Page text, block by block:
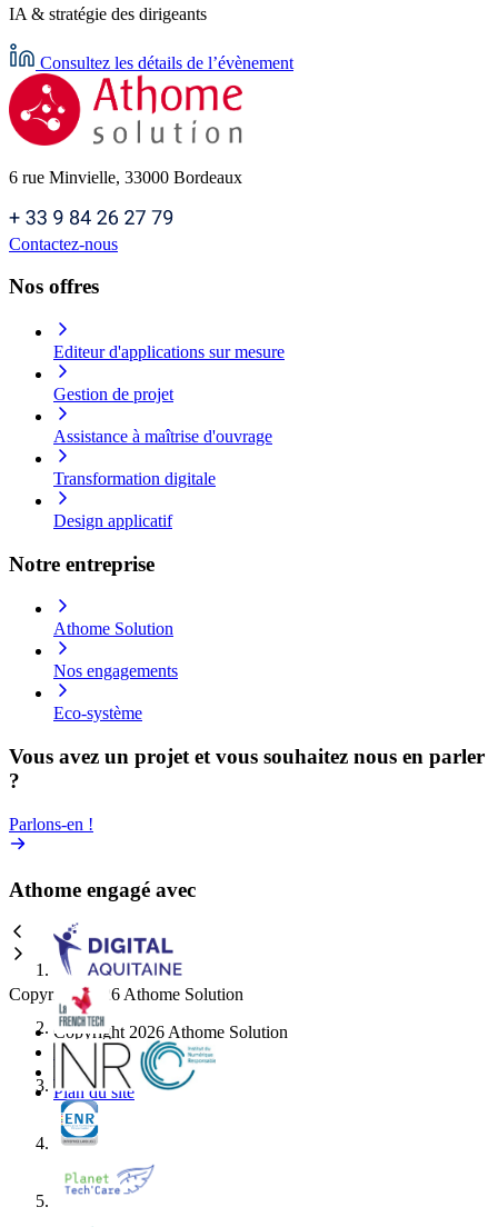
IA & stratégie des dirigeants
Consultez les détails de l’évènement
6 rue Minvielle, 33000 Bordeaux
Contactez-nous
Nos offres
Editeur d'applications sur mesure
Gestion de projet
Assistance à maîtrise d'ouvrage
Transformation digitale
Design applicatif
Notre entreprise
Athome Solution
Nos engagements
Eco-système
Vous avez un projet et vous souhaitez nous en parler
?
Parlons-en !
Athome engagé avec
Copyright 2026 Athome Solution
Copyright 2026 Athome Solution
Mentions légales
RGPD
Plan du site